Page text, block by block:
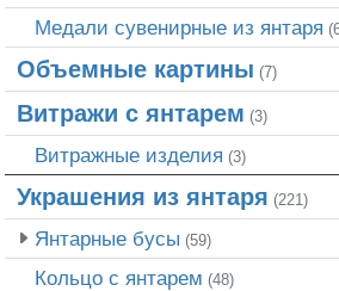
Медали сувенирные из янтаря
Объемные картины (7)
Витражи с янтарем (3)
Витражные изделия (3)
Украшения из янтаря (221)
Янтарные бусы (59)
Кольцо с янтарем (48)